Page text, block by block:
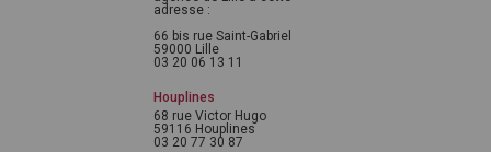
adresse :
66 bis rue Saint-Gabriel
59000 Lille
03 20 06 13 11
Houplines
68 rue Victor Hugo
59116 Houplines
03 20 77 30 87